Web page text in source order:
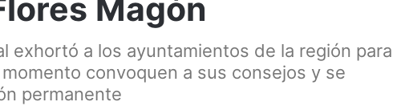
Magón
exhortó a los ayuntamientos de la región para
convoquen a sus consejos y se
permanente